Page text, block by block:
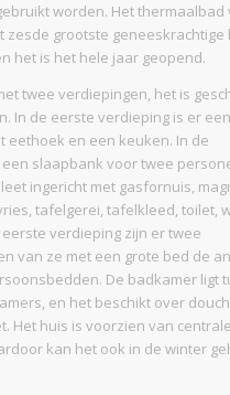
worden. Het thermaalbad
zesde grootste geneeskrachtige
het is het hele jaar geopend.
twee verdiepingen, het is
In de eerste verdieping is er
eethoek en een keuken. In de
slaapbank voor twee
ingericht met gasfornuis,
tafelgerei, tafelkleed, toilet,
verdieping zijn er twee
van ze met een grote bed de
De badkamer ligt
en het beschikt over
Het huis is voorzien van centrale
kan het ook in de winter